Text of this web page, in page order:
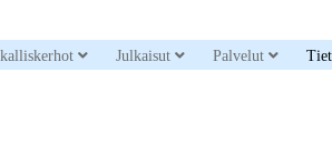
menuopen dropdown menu
Julkaisut open dropdown menu
Palvelut open